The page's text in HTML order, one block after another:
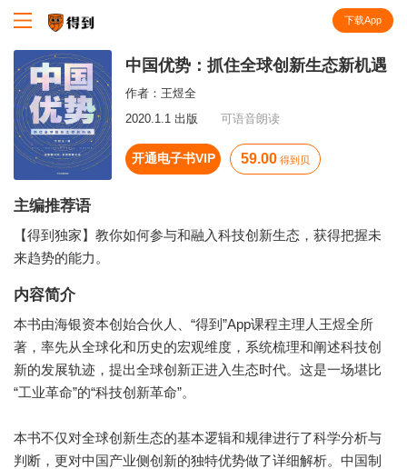
下载App
中国优势：抓住全球创新生态新机遇
作者： 王煜全
2020.1.1 出版
可语音朗读
开通电子书VIP 59.00 得到贝
主编推荐语
【得到独家】教你如何参与和融入科技创新生态，获得把握未
来趋势的能力。
内容简介
本书由海银资本创始合伙人、“得到”App课程主理人王煜全所
著，率先从全球化和历史的宏观维度，系统梳理和阐述科技创
新的发展轨迹，提出全球创新正进入生态时代。这是一场堪比
“工业革命”的“科技创新革命”。
本书不仅对全球创新生态的基本逻辑和规律进行了科学分析与
判断，更对中国产业侧创新的独特优势做了详细解析。中国制